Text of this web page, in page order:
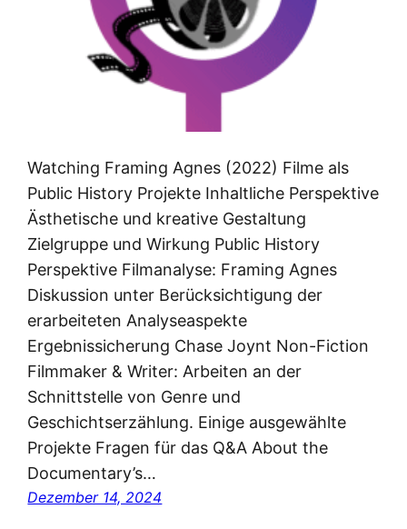
Watching Framing Agnes (2022) Filme als
Public History Projekte Inhaltliche Perspektive
Ästhetische und kreative Gestaltung
Zielgruppe und Wirkung Public History
Perspektive Filmanalyse: Framing Agnes
Diskussion unter Berücksichtigung der
erarbeiteten Analyseaspekte
Ergebnissicherung Chase Joynt Non-Fiction
Filmmaker & Writer: Arbeiten an der
Schnittstelle von Genre und
Geschichtserzählung. Einige ausgewählte
Projekte Fragen für das Q&A About the
Documentary’s…
Dezember 14, 2024